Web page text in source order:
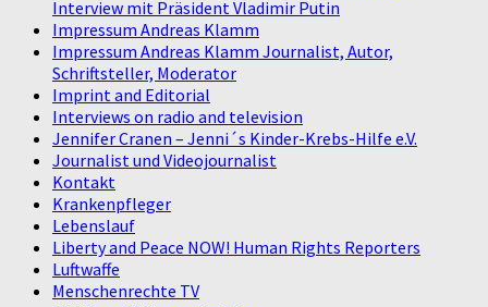
Interview mit Präsident Vladimir Putin
Impressum Andreas Klamm
Impressum Andreas Klamm Journalist, Autor,
Schriftsteller, Moderator
Imprint and Editorial
Interviews on radio and television
Jennifer Cranen – Jenni´s Kinder-Krebs-Hilfe e.V.
Journalist und Videojournalist
Kontakt
Krankenpfleger
Lebenslauf
Liberty and Peace NOW! Human Rights Reporters
Luftwaffe
Menschenrechte TV